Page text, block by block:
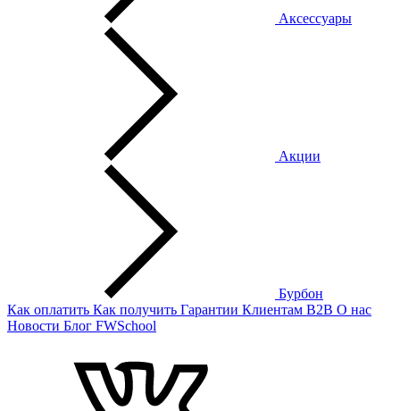
Аксессуары
Акции
Бурбон
Как оплатить Как получить Гарантии Клиентам B2B О нас
Новости Блог FWSchool